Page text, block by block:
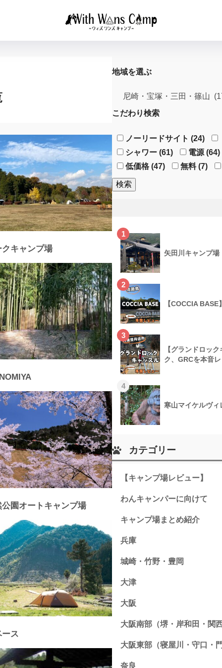
キャンプ場
園オートキャンプ場
ス
地域を選ぶ
こだわり検索
ノーリードサイト (24)
シャワー (61)
電源 (64)
低価格 (47)
無料 (7)
1
矢田川キャンプ場
2
【COCCIA
3
【グランドロッ
ク、GRCを本音
4
寒山マイケルヴィ
カテゴリー
【キャンプ場レビュー】
わんキャンパーに向けて
キャンプ場まとめ紹介
兵庫
城崎・竹野・豊岡
大津
大阪
大阪南部（堺・岸和田・関
大阪東部（寝屋川・守口・
奈良